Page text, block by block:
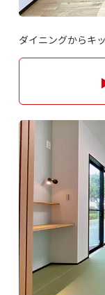
ダイニングからキ